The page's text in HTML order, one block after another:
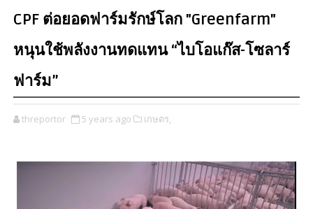
CPF ต่อยอดฟาร์มรักษ์โลก "Greenfarm"
หนุนใช้พลังงานทดแทน “ไบโอแก๊ส-โซลาร์
ฟาร์ม”
threportor 5 years ago เกษตร,